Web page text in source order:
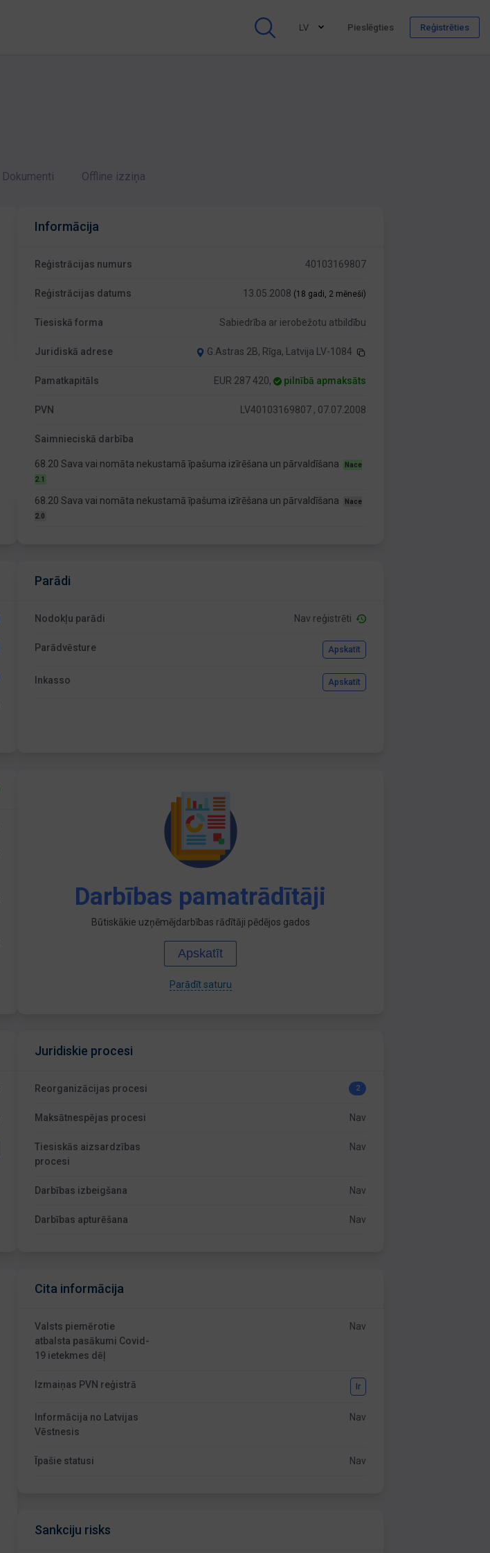
LV Pieslēgties Reģistrēties
Dokumenti Offline izziņa
Informācija
Reģistrācijas numurs 40103169807
Reģistrācijas datums 13.05.2008 (18 gadi, 2 mēneši)
Tiesiskā forma Sabiedrība ar ierobežotu atbildību
Juridiskā adrese G.Astras 2B, Rīga, Latvija LV-1084
Pamatkapitāls EUR 287 420, pilnībā apmaksāts
PVN LV40103169807 , 07.07.2008
Saimnieciskā darbība
68.20 Sava vai nomāta nekustamā īpašuma izīrēšana un pārvaldīšana
Nace
2.1
68.20 Sava vai nomāta nekustamā īpašuma izīrēšana un pārvaldīšana
Nace
2.0
Parādi
Nodokļu parādi Nav reģistrēti
Parādvēsture Apskatīt
Inkasso Apskatīt
Darbības pamatrādītāji
Būtiskākie uzņēmējdarbības rādītāji pēdējos gados
Apskatīt
Parādīt saturu
Juridiskie procesi
Reorganizācijas procesi 2
Maksātnespējas procesi Nav
Tiesiskās aizsardzības
procesi
Nav
Darbības izbeigšana Nav
Darbības apturēšana Nav
Cita informācija
Valsts piemērotie
atbalsta pasākumi Covid-
19 ietekmes dēļ
Nav
Izmaiņas PVN reģistrā Ir
Informācija no Latvijas
Vēstnesis
Nav
Īpašie statusi Nav
Sankciju risks